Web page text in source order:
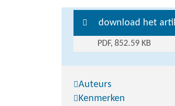
PDF, 852.59 KB
download het
Auteurs
Kenmerken